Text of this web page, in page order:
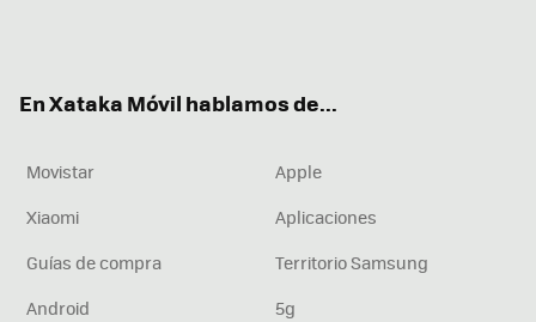
En Xataka Móvil hablamos de...
Movistar
Apple
Xiaomi
Aplicaciones
Guías de compra
Territorio Samsung
Android
5g